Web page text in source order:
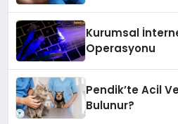
Kurumsal
Operasyonu
Pendik’te Acil
Bulunur?